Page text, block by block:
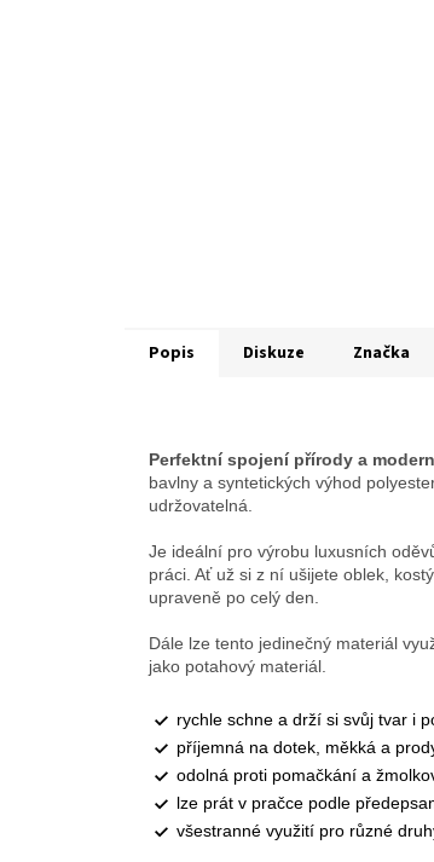
Popis Diskuze Značka
Perfektní spojení přírody a
bavlny a syntetických výhod
udržovatelná.
Je ideální pro výrobu luxusních
práci. Ať už si z ní ušijete oblek,
upraveně po celý den.
Dále lze tento jedinečný materiál
jako potahový materiál.
rychle schne a drží si svůj tvar i
příjemná na dotek, měkká a
odolná proti pomačkání a
lze prát v pračce podle
všestranné využití pro různé